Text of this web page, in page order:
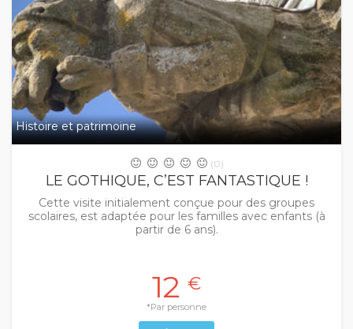
Histoire et patrimoine
(0)
LE GOTHIQUE, C’EST FANTASTIQUE !
Cette visite initialement conçue pour des groupes
scolaires, est adaptée pour les familles avec enfants (à
partir de 6 ans).
12 €
*Par personne